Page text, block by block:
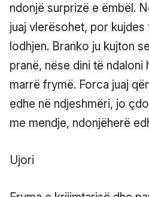
ndonjë surprizë e ëmbël.
juaj vlerësohet, por
lodhjen. Branko ju kujton
pranë, nëse dini të ndaloni
marrë frymë. Forca juaj
edhe në ndjeshmëri, jo
me mendje, ndonjëherë
Ujori